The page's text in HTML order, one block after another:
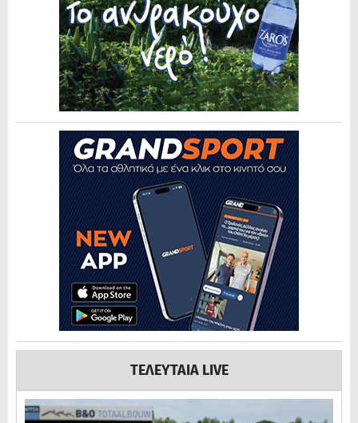
ΤΕΛΕΥΤΑΙΑ LIVE